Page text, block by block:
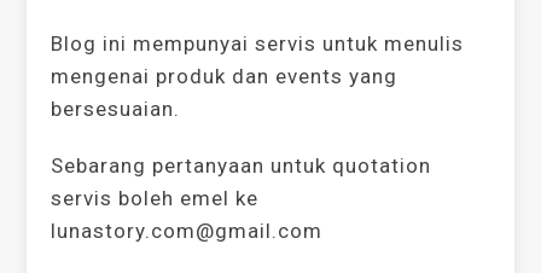
Blog ini mempunyai servis untuk menulis
mengenai produk dan events yang
bersesuaian.
Sebarang pertanyaan untuk quotation
servis boleh emel ke
lunastory.com@gmail.com